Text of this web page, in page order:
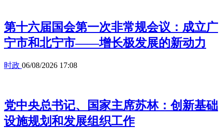
第十六届国会第一次非常规会议：成立广
宁市和北宁市——增长极发展的新动力
时政 06/08/2026 17:08
党中央总书记、国家主席苏林：创新基础
设施规划和发展组织工作